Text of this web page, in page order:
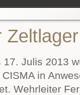
Zeltlager
17. Julis 2013
in
Wehrleiter